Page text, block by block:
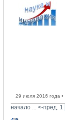
29 июля 2016 года •
начало ... <-пред. 1